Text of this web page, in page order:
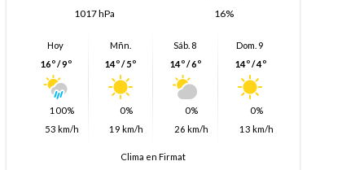
1017 hPa
16%
Hoy
16º / 9º
100%
53 km/h
Mñn.
14º / 5º
0%
19 km/h
Sáb. 8
14º / 6º
0%
26 km/h
Dom. 9
14º / 4º
0%
13 km/h
Clima en Firmat